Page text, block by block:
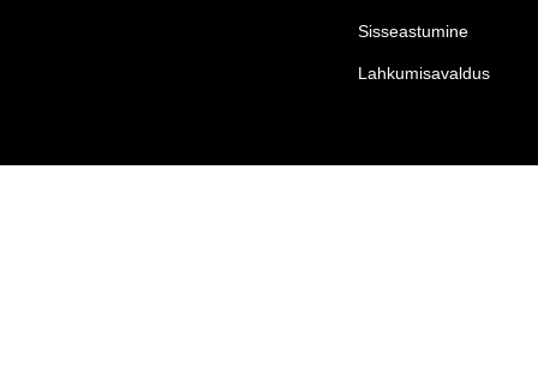
Sisseastumine
Lahkumisavaldus